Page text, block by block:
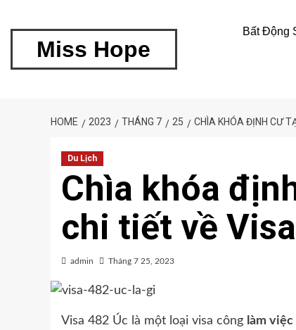
Miss Hope
Bất Động
HOME 2023 THÁNG 7 25 CHÌA KHÓA ĐỊNH CƯ
Du Lịch
Chìa khóa
chi tiết về
admin Tháng 7 25, 2023
Visa 482 Úc là một loại visa công làm việc